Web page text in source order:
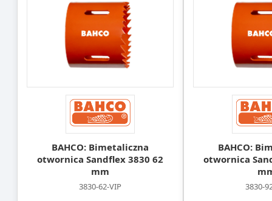
BAHCO: Bimetaliczna
otwornica Sandflex 3830 62
mm
3830-62-VIP
BAHCO:
otwornica
3830-